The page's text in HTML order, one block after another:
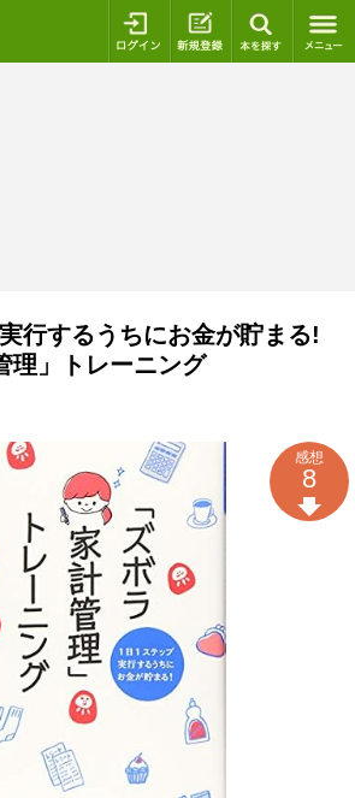
ログイン 新規登録
行するうちにお金が貯まる!
理」トレーニング
感想
8